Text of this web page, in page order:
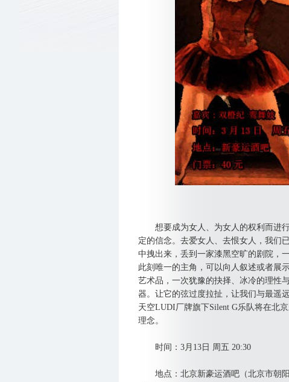
想要成为女人、为女人的权利而进行
定的信念。去爱女人、去恨女人，我们
中拽出来，丢到一家漆黑空旷的剧院，
此刻唯一的主角，可以向人叙述或者
艺术品，一次犹豫的抉择、冰冷的理性
器。让它的弦过度拉扯，让我们与最遥
天空LUDI厂牌旗下Silent G乐队将在北
理念。
时间：3月13日 周五 20:30
地点：北京新豪运酒吧（北京市朝阳